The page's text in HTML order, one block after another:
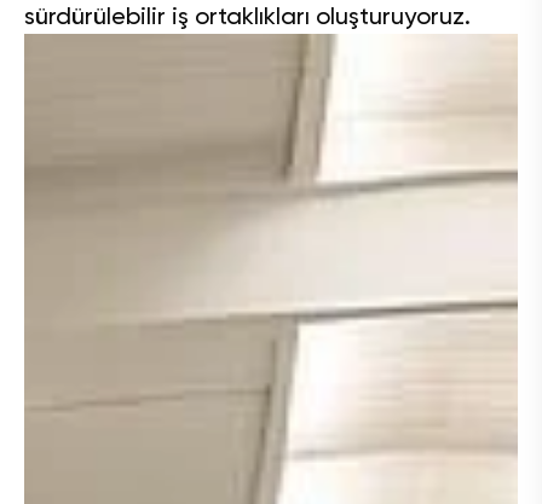
sürdürülebilir iş ortaklıkları oluşturuyoruz.